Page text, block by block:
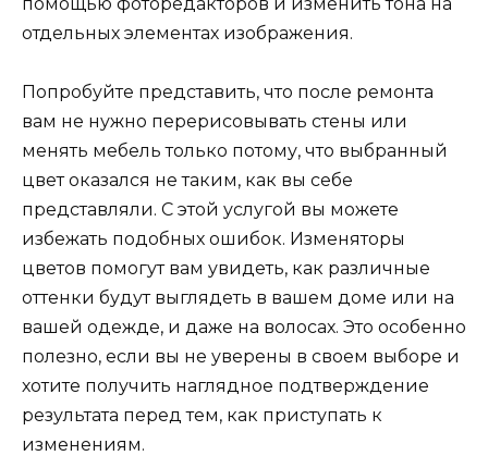
отдельных элементах изображения.
Попробуйте представить, что после ремонта
вам не нужно перерисовывать стены или
менять мебель только потому, что выбранный
цвет оказался не таким, как вы себе
представляли. С этой услугой вы можете
избежать подобных ошибок. Изменяторы
цветов помогут вам увидеть, как различные
оттенки будут выглядеть в вашем доме или на
вашей одежде, и даже на волосах. Это особенно
полезно, если вы не уверены в своем выборе и
хотите получить наглядное подтверждение
результата перед тем, как приступать к
изменениям.